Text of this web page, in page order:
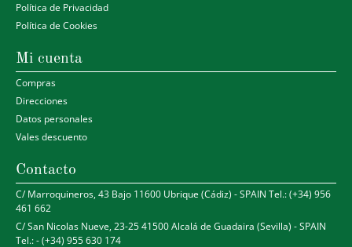
Política de Privacidad
Política de Cookies
Mi cuenta
Compras
Direcciones
Datos personales
Vales descuento
Contacto
C/ Marroquineros, 43 Bajo 11600 Ubrique (Cádiz) - SPAIN Tel.: (+34) 956
461 662
C/ San Nicolas Nueve, 23-25 41500 Alcalá de Guadaira (Sevilla) - SPAIN
Tel.: - (+34) 955 630 174